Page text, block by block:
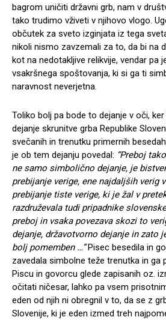
bagrom uničiti državni grb, nam v
tako trudimo vživeti v njihovo vlogo.
občutek za sveto izginjata iz tega
nikoli nismo zavzemali za to, da bi na
kot na nedotakljive relikvije, vendar pa
vsakršnega spoštovanja, ki si ga ti
naravnost neverjetna.
Toliko bolj pa bode to dejanje v oči,
dejanje skrunitve grba Republike
svečanih in trenutku primernih
je ob tem dejanju povedal: “Preboj
ne samo simbolično dejanje, je
prebijanje verige, ene najdaljših verig
prebijanje tiste verige, ki je žal v
razdruževala tudi pripadnike
preboj in vsaka povezava skozi to
dejanje, državotvorno dejanje in zato
bolj pomemben …”Pisec besedila in
zavedala simbolne teže trenutka in ga
Piscu in govorcu glede zapisanih oz.
očitati ničesar, lahko pa vsem
eden od njih ni obregnil v to, da se z
Slovenije, ki je eden izmed treh